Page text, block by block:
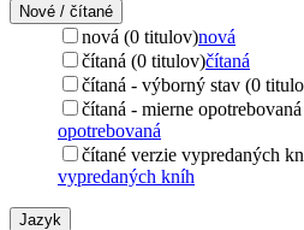
Nové / čítané
nová (0 titulov)nová
čítaná (0 titulov)čítaná
čítaná - výborný stav (0
čítaná - mierne
opotrebovaná
čítané verzie vypredaných
vypredaných kníh
Jazyk